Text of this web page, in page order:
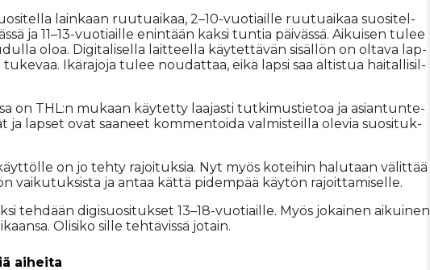
lain­kaan ruu­tu­ai­kaa, 2–10-vuo­ti­ail­le ruu­tu­ai­kaa suo­si­tel­
ja 11–13-vuo­ti­ail­le enin­tään kak­si tun­tia päi­väs­sä. Ai­kui­sen tu­lee
oloa. Di­gi­ta­li­sel­la lait­teel­la käy­tet­tä­vän si­säl­lön on ol­ta­va lap­
tu­ke­vaa. Ikä­ra­jo­ja tu­lee nou­dat­taa, ei­kä lap­si saa al­tis­tua hai­tal­li­sil­
on THL:n mu­kaan käy­tet­ty laa­jas­ti tut­ki­mus­tie­toa ja asi­an­tun­te­
ja lap­set ovat saa­neet kom­men­toi­da val­mis­teil­la ole­via suo­si­tuk­
on jo teh­ty ra­joi­tuk­sia. Nyt myös ko­tei­hin ha­lu­taan vä­lit­tää
vai­ku­tuk­sis­ta ja an­taa kät­tä pi­dem­pää käy­tön ra­joit­ta­mi­sel­le.
teh­dään di­gi­suo­si­tuk­set 13–18-vuo­ti­ail­le. Myös jo­kai­nen ai­kui­nen
Oli­si­ko sil­le teh­tä­vis­sä jo­tain.